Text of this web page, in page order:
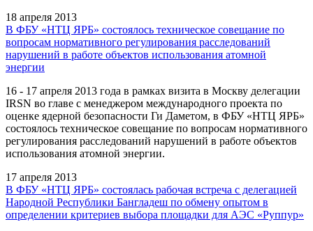
18 апреля 2013
В ФБУ «НТЦ ЯРБ» состоялось техническое совещание по
вопросам нормативного регулирования расследований
нарушений в работе объектов использования атомной
энергии
16 - 17 апреля 2013 года в рамках визита в Москву делегации
IRSN во главе с менеджером международного проекта по
оценке ядерной безопасности Ги Даметом, в ФБУ «НТЦ ЯРБ»
состоялось техническое совещание по вопросам нормативного
регулирования расследований нарушений в работе объектов
использования атомной энергии.
17 апреля 2013
В ФБУ «НТЦ ЯРБ» состоялась рабочая встреча с делегацией
Народной Республики Бангладеш по обмену опытом в
определении критериев выбора площадки для АЭС «Руппур»